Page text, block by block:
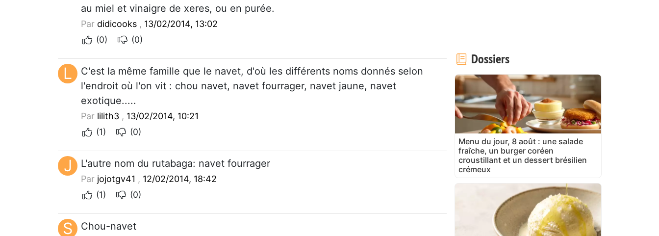
au miel et vinaigre de xeres, ou en purée.
Par didicooks , 13/02/2014, 13:02
(0)
(0)
L
C'est la même famille que le navet, d'où les différents noms donnés selon
l'endroit où l'on vit : chou navet, navet fourrager, navet jaune, navet
exotique.....
Par lilith3 , 13/02/2014, 10:21
(1)
(0)
J L'autre nom du rutabaga: navet fourrager
Par jojotgv41 , 12/02/2014, 18:42
(1)
(0)
S Chou-navet
Dossiers
Menu du jour, 8 août : une salade
fraîche, un burger coréen
croustillant et un dessert brésilien
crémeux